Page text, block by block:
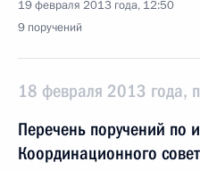
19 февраля 2013 года, 12:50
9 поручений
18 февраля 2013 года,
Перечень поручений по
Координационного